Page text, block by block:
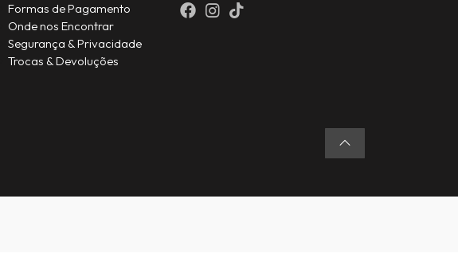
Formas de Pagamento
Onde nos Encontrar
Segurança & Privacidade
Trocas & Devoluções